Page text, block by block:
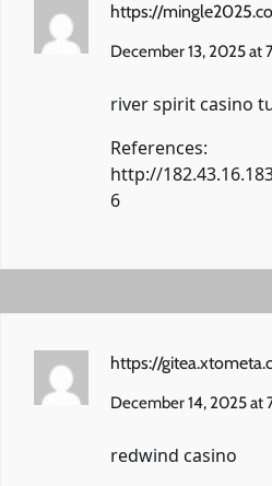
https://
December 13, 2025 at
river spirit casino
References:
http://
6
https://
December 14, 2025 at
redwind casino